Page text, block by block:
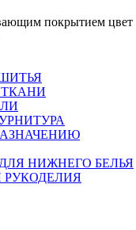
покрытием
НИЖНЕГО БЕЛЬЯ
РУКОДЕЛИЯ